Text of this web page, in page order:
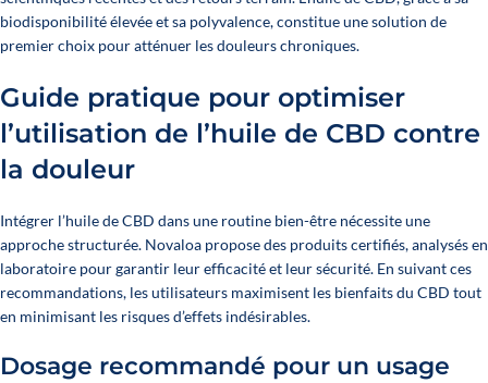
biodisponibilité élevée et sa polyvalence, constitue une solution de
premier choix pour atténuer les douleurs chroniques.
Guide pratique pour optimiser
l’utilisation de l’huile de CBD contre
la douleur
Intégrer l’huile de CBD dans une routine bien-être nécessite une
approche structurée. Novaloa propose des produits certifiés, analysés en
laboratoire pour garantir leur efficacité et leur sécurité. En suivant ces
recommandations, les utilisateurs maximisent les bienfaits du CBD tout
en minimisant les risques d’effets indésirables.
Dosage recommandé pour un usage